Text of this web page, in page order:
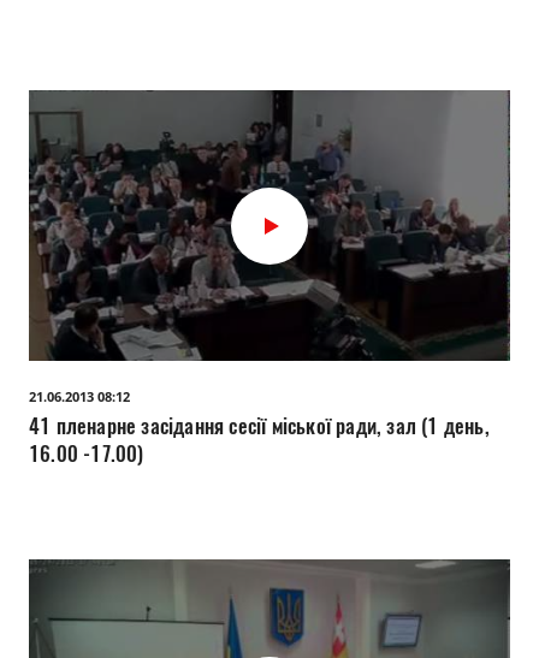
21.06.2013 08:12
41 пленарне засідання сесії міської ради, зал (1 день,
16.00 -17.00)